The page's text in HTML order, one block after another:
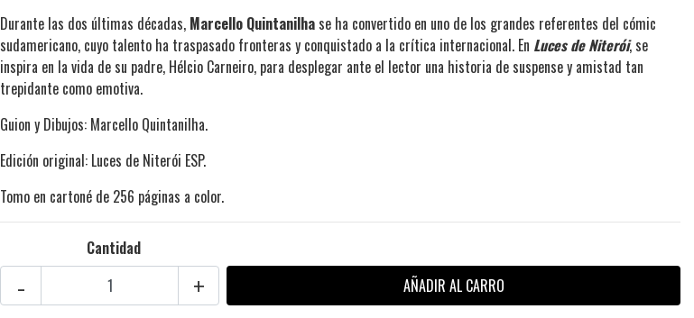
Durante las dos últimas décadas, Marcello Quintanilha se ha convertido en uno de los grandes referentes del cómic
sudamericano, cuyo talento ha traspasado fronteras y conquistado a la crítica internacional. En Luces de Niterói, se
inspira en la vida de su padre, Hélcio Carneiro, para desplegar ante el lector una historia de suspense y amistad tan
trepidante como emotiva.
Guion y Dibujos: Marcello Quintanilha.
Edición original: Luces de Niterói ESP.
Tomo en cartoné de 256 páginas a color.
Cantidad
+
-